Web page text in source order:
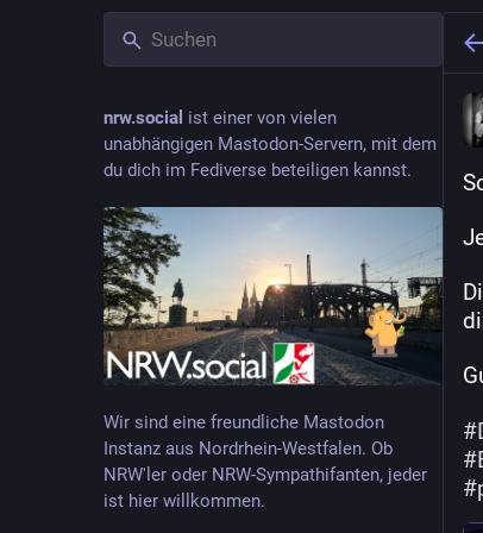
nrw.social ist einer von vielen
unabhängigen Mastodon-Servern, mit dem
du dich im Fediverse beteiligen kannst.
Wir sind eine freundliche Mastodon
Instanz aus Nordrhein-Westfalen. Ob
NRW'ler oder NRW-Sympathifanten, jeder
ist hier willkommen.
#
#
#